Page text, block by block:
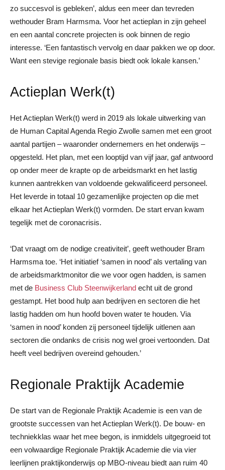
zo succesvol is gebleken’, aldus een meer dan tevreden
wethouder Bram Harmsma. Voor het actieplan in zijn geheel
en een aantal concrete projecten is ook binnen de regio
interesse. ‘Een fantastisch vervolg en daar pakken we op door.
Want een stevige regionale basis biedt ook lokale kansen.’
Actieplan Werk(t)
Het Actieplan Werk(t) werd in 2019 als lokale uitwerking van
de Human Capital Agenda Regio Zwolle samen met een groot
aantal partijen – waaronder ondernemers en het onderwijs –
opgesteld. Het plan, met een looptijd van vijf jaar, gaf antwoord
op onder meer de krapte op de arbeidsmarkt en het lastig
kunnen aantrekken van voldoende gekwalificeerd personeel.
Het leverde in totaal 10 gezamenlijke projecten op die met
elkaar het Actieplan Werk(t) vormden. De start ervan kwam
tegelijk met de coronacrisis.
‘Dat vraagt om de nodige creativiteit’, geeft wethouder Bram
Harmsma toe. ‘Het initiatief ‘samen in nood’ als vertaling van
de arbeidsmarktmonitor die we voor ogen hadden, is samen
met de Business Club Steenwijkerland echt uit de grond
gestampt. Het bood hulp aan bedrijven en sectoren die het
lastig hadden om hun hoofd boven water te houden. Via
‘samen in nood’ konden zij personeel tijdelijk uitlenen aan
sectoren die ondanks de crisis nog wel groei vertoonden. Dat
heeft veel bedrijven overeind gehouden.’
Regionale Praktijk Academie
De start van de Regionale Praktijk Academie is een van de
grootste successen van het Actieplan Werk(t). De bouw- en
techniekklas waar het mee begon, is inmiddels uitgegroeid tot
een volwaardige Regionale Praktijk Academie die via vier
leerlijnen praktijkonderwijs op MBO-niveau biedt aan ruim 40